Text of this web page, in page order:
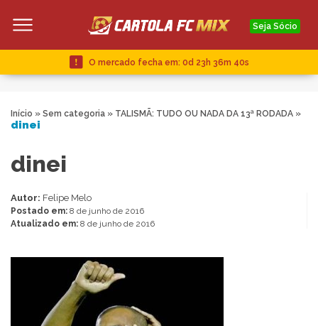
Seja Sócio
O mercado fecha em: 0d 23h 36m 40s
Início » Sem categoria » TALISMÃ: TUDO OU NADA DA 13ª RODADA »
dinei
dinei
Autor: Felipe Melo
Postado em: 8 de junho de 2016
Atualizado em: 8 de junho de 2016